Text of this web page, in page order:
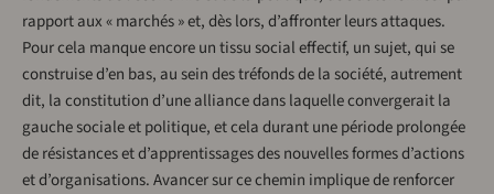
rapport aux « marchés » et, dès lors, d’affronter leurs attaques.
Pour cela manque encore un tissu social effectif, un sujet, qui se
construise d’en bas, au sein des tréfonds de la société, autrement
dit, la constitution d’une alliance dans laquelle convergerait la
gauche sociale et politique, et cela durant une période prolongée
de résistances et d’apprentissages des nouvelles formes d’actions
et d’organisations. Avancer sur ce chemin implique de renforcer